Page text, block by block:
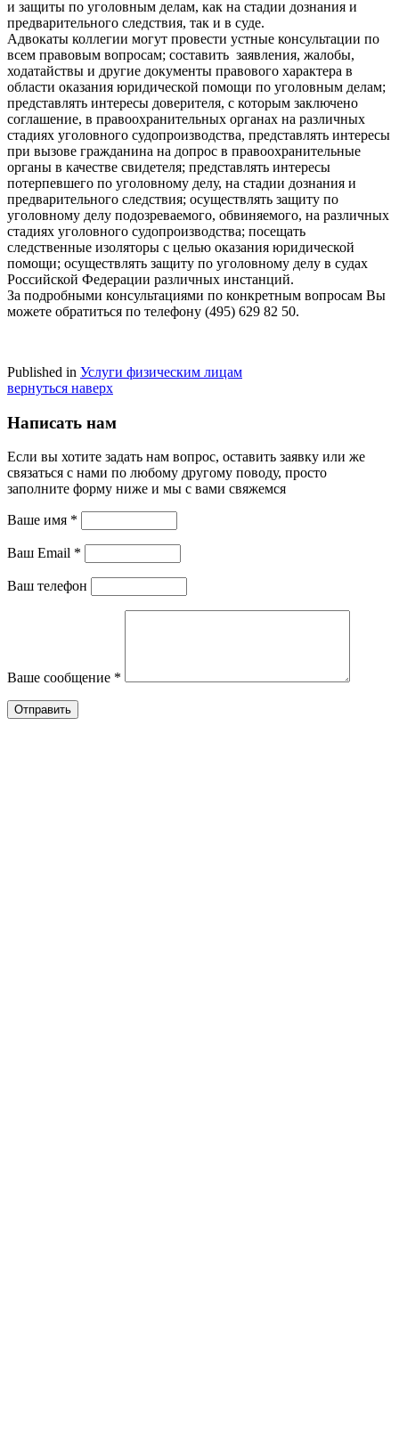
и защиты по уголовным делам, как на стадии дознания и
предварительного следствия, так и в суде.
Адвокаты коллегии могут провести устные консультации по
всем правовым вопросам; составить заявления, жалобы,
ходатайствы и другие документы правового характера в
области оказания юридической помощи по уголовным делам;
представлять интересы доверителя, с которым заключено
соглашение, в правоохранительных органах на различных
стадиях уголовного судопроизводства, представлять интересы
при вызове гражданина на допрос в правоохранительные
органы в качестве свидетеля; представлять интересы
потерпевшего по уголовному делу, на стадии дознания и
предварительного следствия; осуществлять защиту по
уголовному делу подозреваемого, обвиняемого, на различных
стадиях уголовного судопроизводства; посещать
следственные изоляторы с целью оказания юридической
помощи; осуществлять защиту по уголовному делу в судах
Российской Федерации различных инстанций.
За подробными консультациями по конкретным вопросам Вы
можете обратиться по телефону (495) 629 82 50.
Published in Услуги физическим лицам
вернуться наверх
Написать нам
Если вы хотите задать нам вопрос, оставить заявку или же
связаться с нами по любому другому поводу, просто
заполните форму ниже и мы с вами свяжемся
Ваше имя *
Ваш Email *
Ваш телефон
Ваше сообщение *